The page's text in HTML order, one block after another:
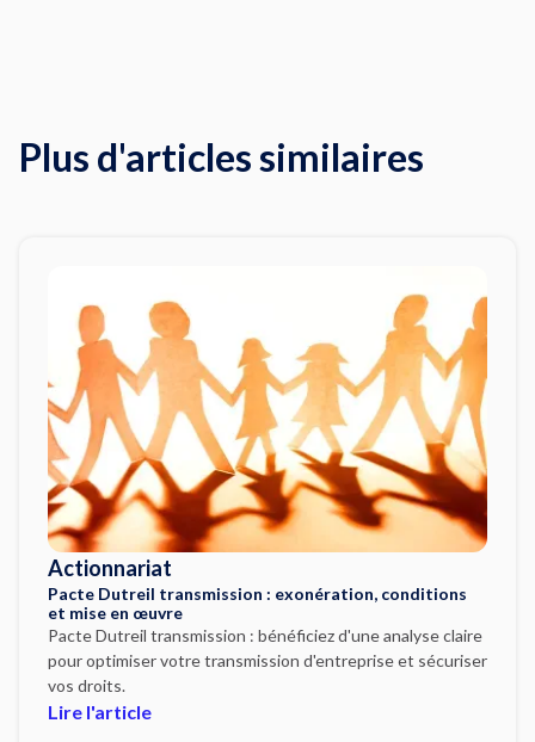
Plus d'articles similaires
Actionnariat
Pacte Dutreil transmission : exonération, conditions
et mise en œuvre
Pacte Dutreil transmission : bénéficiez d'une analyse claire
pour optimiser votre transmission d'entreprise et sécuriser
vos droits.
Lire l'article